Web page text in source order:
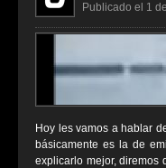
Publicado el 1
Hoy les vamos a hablar
básicamente es la de
explicarlo mejor, diremos